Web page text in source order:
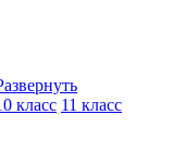
класс 11 класс